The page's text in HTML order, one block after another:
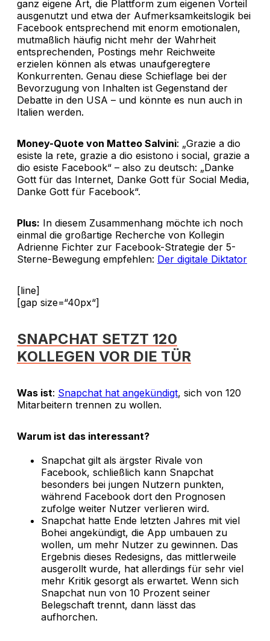
ganz eigene Art, die Plattform zum eigenen Vorteil
ausgenutzt und etwa der Aufmerksamkeitslogik bei
Facebook entsprechend mit enorm emotionalen,
mutmaßlich häufig nicht mehr der Wahrheit
entsprechenden, Postings mehr Reichweite
erzielen können als etwas unaufgeregtere
Konkurrenten. Genau diese Schieflage bei der
Bevorzugung von Inhalten ist Gegenstand der
Debatte in den USA – und könnte es nun auch in
Italien werden.
Money-Quote von Matteo Salvini: „Grazie a dio
esiste la rete, grazie a dio esistono i social, grazie a
dio esiste Facebook“ – also zu deutsch: „Danke
Gott für das Internet, Danke Gott für Social Media,
Danke Gott für Facebook“.
Plus: In diesem Zusammenhang möchte ich noch
einmal die großartige Recherche von Kollegin
Adrienne Fichter zur Facebook-Strategie der 5-
Sterne-Bewegung empfehlen: Der digitale Diktator
[line]
[gap size=“40px“]
SNAPCHAT SETZT 120
KOLLEGEN VOR DIE TÜR
Was ist: Snapchat hat angekündigt, sich von 120
Mitarbeitern trennen zu wollen.
Warum ist das interessant?
Snapchat gilt als ärgster Rivale von
Facebook, schließlich kann Snapchat
besonders bei jungen Nutzern punkten,
während Facebook dort den Prognosen
zufolge weiter Nutzer verlieren wird.
Snapchat hatte Ende letzten Jahres mit viel
Bohei angekündigt, die App umbauen zu
wollen, um mehr Nutzer zu gewinnen. Das
Ergebnis dieses Redesigns, das mittlerweile
ausgerollt wurde, hat allerdings für sehr viel
mehr Kritik gesorgt als erwartet. Wenn sich
Snapchat nun von 10 Prozent seiner
Belegschaft trennt, dann lässt das
aufhorchen.